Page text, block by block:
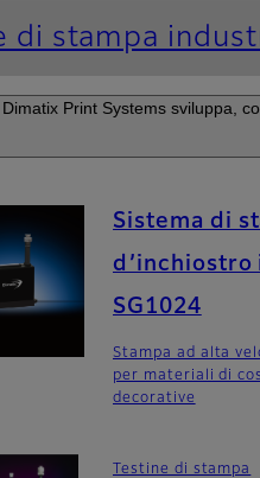
di stampa
Print Systems sviluppa,
Sistema di
SG1024
Stampa ad alta
per materiali di
decorative
Testine di stampa